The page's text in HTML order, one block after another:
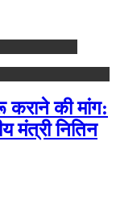
कराने की मांग:
मंत्री नितिन